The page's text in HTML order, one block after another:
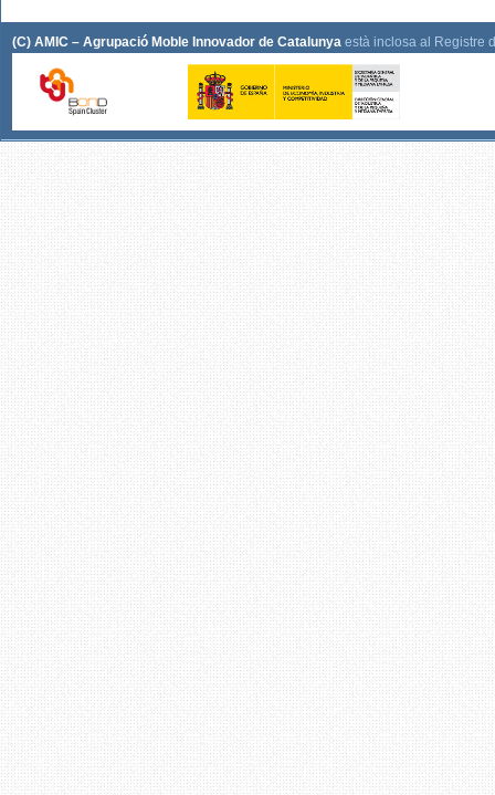
(C) AMIC – Agrupació Moble Innovador de Catalunya està inclosa al Registre